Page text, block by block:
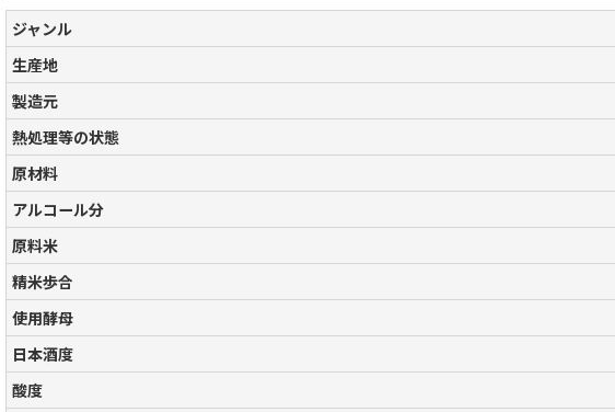
ジャンル
生産地
製造元
熱処理等の状態
原材料
アルコール分
原料米
精米歩合
使用酵母
日本酒度
酸度